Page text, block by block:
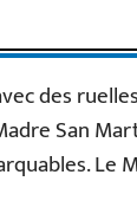
des
San
Le